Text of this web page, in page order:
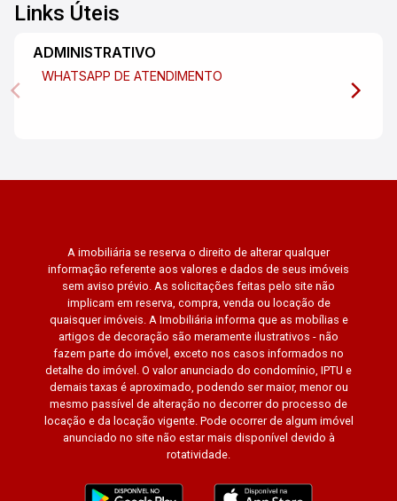
Links Úteis
ADMINISTRATIVO
WHATSAPP DE ATENDIMENTO
A imobiliária se reserva o direito de alterar qualquer
informação referente aos valores e dados de seus imóveis
sem aviso prévio. As solicitações feitas pelo site não
implicam em reserva, compra, venda ou locação de
quaisquer imóveis. A Imobiliária informa que as mobílias e
artigos de decoração são meramente ilustrativos - não
fazem parte do imóvel, exceto nos casos informados no
detalhe do imóvel. O valor anunciado do condomínio, IPTU e
demais taxas é aproximado, podendo ser maior, menor ou
mesmo passível de alteração no decorrer do processo de
locação e da locação vigente. Pode ocorrer de algum imóvel
anunciado no site não estar mais disponível devido à
rotatividade.